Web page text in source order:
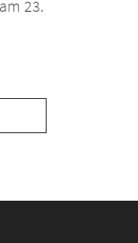
23.